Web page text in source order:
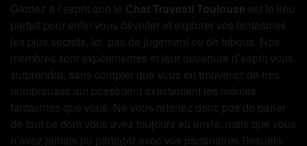
Gardez à l’esprit que le Chat Travesti Toulouse est le lieu
parfait pour enfin vous dévoiler et explorer vos fantasmes
les plus secrets. Ici, pas de jugement ou de tabous. Nos
membres sont expérimentés et leur ouverture d’esprit vous
surprendra, sans compter que vous en trouverez de très
nombreuses qui possèdent exactement les mêmes
fantasmes que vous. Ne vous retenez donc pas de parler
de tout ce dont vous avez toujours eu envie, mais que vous
n’avez jamais pu partager avec vos partenaires Sexuels.